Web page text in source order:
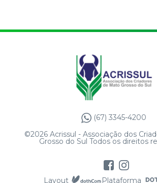
(67) 3345-4200
©2026 Acrissul - Associação dos
Grosso do Sul Todos os direitos
Layout Plataforma